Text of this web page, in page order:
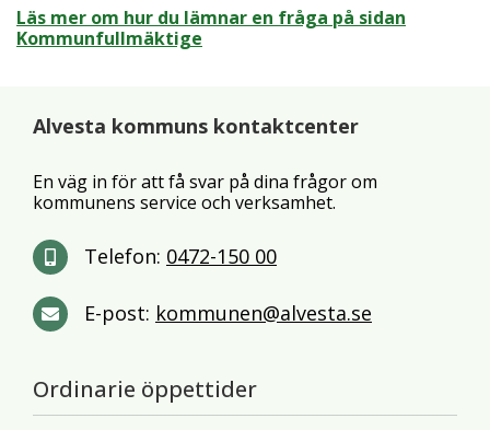
Läs mer om hur du lämnar en fråga på sidan
Kommunfullmäktige
Alvesta kommuns kontaktcenter
En väg in för att få svar på dina frågor om
kommunens service och verksamhet.
Telefon: 0472-150 00
E-post: kommunen@alvesta.se
Ordinarie öppettider